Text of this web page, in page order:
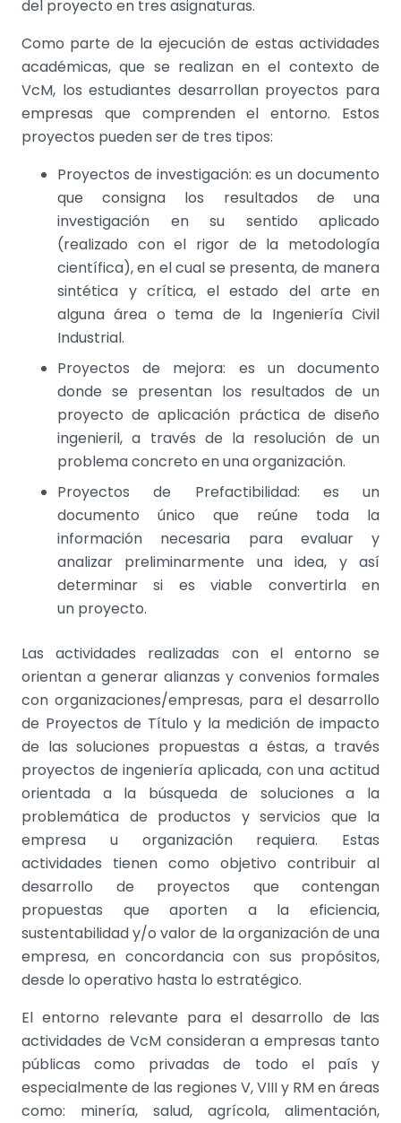
del proyecto en tres asignaturas.
Como parte de la ejecución de estas actividades
académicas, que se realizan en el contexto de
VcM, los estudiantes desarrollan proyectos para
empresas que comprenden el entorno. Estos
proyectos pueden ser de tres tipos:
Proyectos de investigación: es un documento
que consigna los resultados de una
investigación en su sentido aplicado
(realizado con el rigor de la metodología
científica), en el cual se presenta, de manera
sintética y crítica, el estado del arte en
alguna área o tema de la Ingeniería Civil
Industrial.
Proyectos de mejora: es un documento
donde se presentan los resultados de un
proyecto de aplicación práctica de diseño
ingenieril, a través de la resolución de un
problema concreto en una organización.
Proyectos de Prefactibilidad: es un
documento único que reúne toda la
información necesaria para evaluar y
analizar preliminarmente una idea, y así
determinar si es viable convertirla en
un proyecto.
Las actividades realizadas con el entorno se
orientan a generar alianzas y convenios formales
con organizaciones/empresas, para el desarrollo
de Proyectos de Título y la medición de impacto
de las soluciones propuestas a éstas, a través
proyectos de ingeniería aplicada, con una actitud
orientada a la búsqueda de soluciones a la
problemática de productos y servicios que la
empresa u organización requiera. Estas
actividades tienen como objetivo contribuir al
desarrollo de proyectos que contengan
propuestas que aporten a la eficiencia,
sustentabilidad y/o valor de la organización de una
empresa, en concordancia con sus propósitos,
desde lo operativo hasta lo estratégico.
El entorno relevante para el desarrollo de las
actividades de VcM consideran a empresas tanto
públicas como privadas de todo el país y
especialmente de las regiones V, VIII y RM en áreas
como: minería, salud, agrícola, alimentación,